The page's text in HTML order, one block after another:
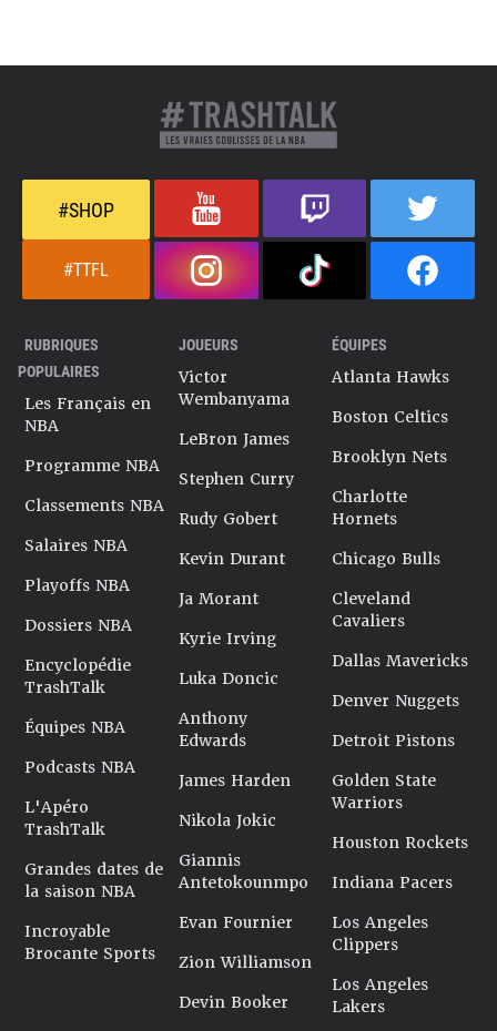
#SHOP
#TTFL
RUBRIQUES
POPULAIRES
Les Français en
NBA
Programme NBA
Classements NBA
Salaires NBA
Playoffs NBA
Dossiers NBA
Encyclopédie
TrashTalk
Équipes NBA
Podcasts NBA
L'Apéro
TrashTalk
Grandes dates de
la saison NBA
Incroyable
Brocante Sports
JOUEURS
Victor
Wembanyama
LeBron James
Stephen Curry
Rudy Gobert
Kevin Durant
Ja Morant
Kyrie Irving
Luka Doncic
Anthony
Edwards
James Harden
Nikola Jokic
Giannis
Antetokounmpo
Evan Fournier
Zion Williamson
Devin Booker
ÉQUIPES
Atlanta Hawks
Boston Celtics
Brooklyn Nets
Charlotte
Hornets
Chicago Bulls
Cleveland
Cavaliers
Dallas Mavericks
Denver Nuggets
Detroit Pistons
Golden State
Warriors
Houston Rockets
Indiana Pacers
Los Angeles
Clippers
Los Angeles
Lakers